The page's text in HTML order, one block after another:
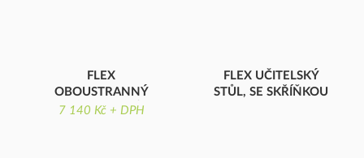
FLEX
OBOUSTRANNÝ
UČITELSKÝ STŮL
OBOUSTRANNÝ STŮL, 2
7 140 Kč + DPH
FLEX UČITELSKÝ
STŮL, SE SKŘÍŇKOU